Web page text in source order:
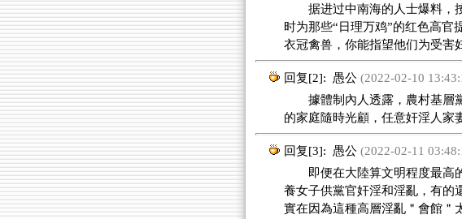
据进过中南海的人士爆料，按
时为那些“日理万鸡”的红色高
衣冠禽兽，你能指望他们为受害
回复[2]: 愚公 (2022-02-10
據體制內人透露，農村基層黨
的家庭隨時光顧，任意奸淫人家
回复[3]: 愚公 (2022-02-11
即便在大陸算文明程度最高的
養女子供黨官奸淫和淫亂，有的
實在因為這種高層淫亂＂會館＂